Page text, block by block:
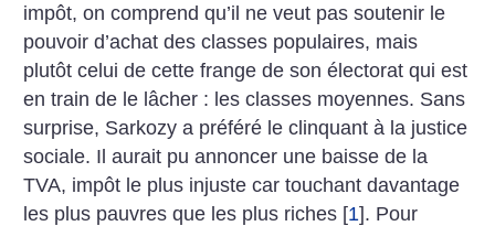
impôt, on comprend qu’il ne veut pas soutenir le
pouvoir d’achat des classes populaires, mais
plutôt celui de cette frange de son électorat qui est
en train de le lâcher : les classes moyennes. Sans
surprise, Sarkozy a préféré le clinquant à la justice
sociale. Il aurait pu annoncer une baisse de la
TVA, impôt le plus injuste car touchant davantage
les plus pauvres que les plus riches [1]. Pour